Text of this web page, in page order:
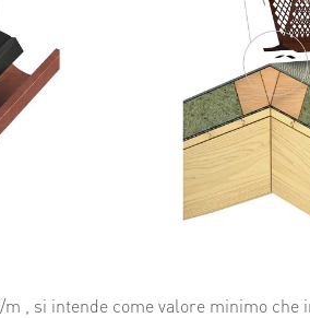
, si intende come valore minimo